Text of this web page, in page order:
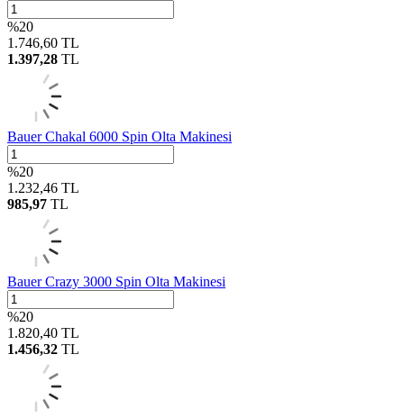
%20
1.746,60 TL
1.397,28 TL
Bauer Chakal 6000 Spin Olta Makinesi
%20
1.232,46 TL
985,97 TL
Bauer Crazy 3000 Spin Olta Makinesi
%20
1.820,40 TL
1.456,32 TL